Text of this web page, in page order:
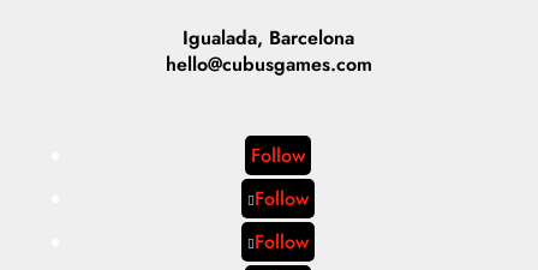
Igualada, Barcelona
hello@cubusgames.com
Follow
Follow
Follow